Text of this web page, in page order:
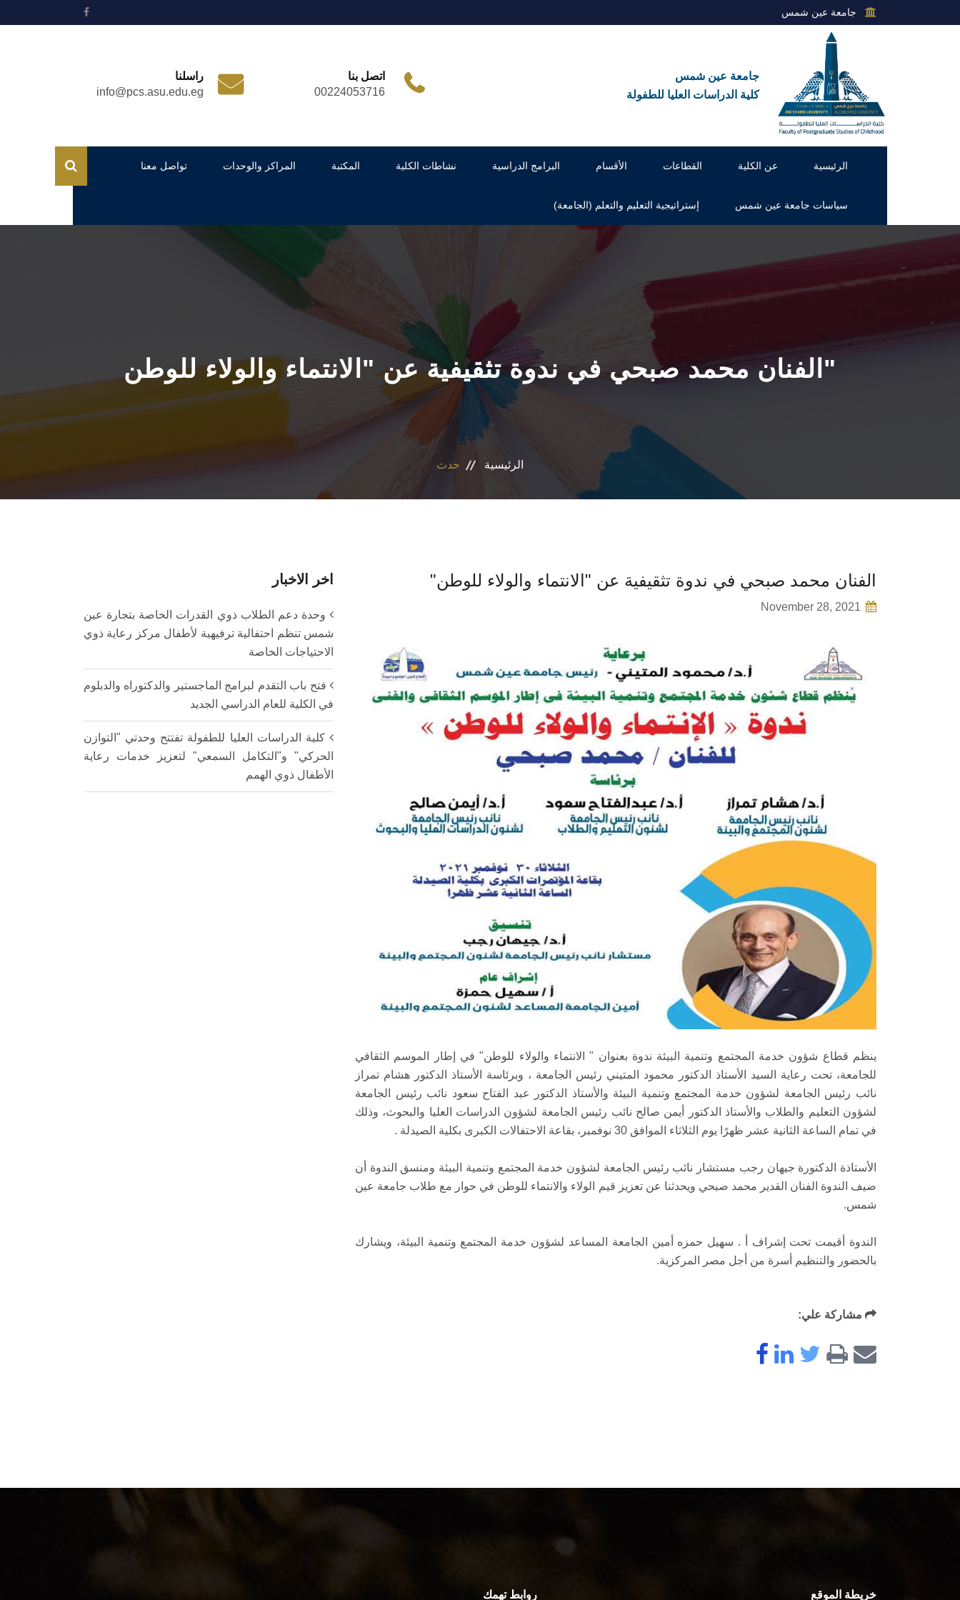
جامعة عين شمس
جامعة عين شمس
كلية الدراسات العليا للطفولة
اتصل بنا
00224053716
راسلنا
info@pcs.asu.edu.eg
الرئيسية عن الكلية القطاعات الأقسام البرامج الدراسية نشاطات الكلية المكتبة المراكز والوحدات تواصل معنا
سياسات جامعة عين شمس إستراتيجية التعليم والتعلم (الجامعة)
الفنان محمد صبحي في ندوة تثقيفية عن "الانتماء والولاء للوطن"
الرئيسية حدث
الفنان محمد صبحي في ندوة تثقيفية عن "الانتماء والولاء للوطن"
November 28, 2021
ينظم قطاع شؤون خدمة المجتمع وتنمية البيئة ندوة بعنوان " الانتماء والولاء للوطن" في إطار الموسم الثقافي
للجامعة، تحت رعاية السيد الأستاذ الدكتور محمود المتيني رئيس الجامعة ، وبرئاسة الأستاذ الدكتور هشام تمراز
نائب رئيس الجامعة لشؤون خدمة المجتمع وتنمية البيئة والأستاذ الدكتور عبد الفتاح سعود نائب رئيس الجامعة
لشؤون التعليم والطلاب والأستاذ الدكتور أيمن صالح نائب رئيس الجامعة لشؤون الدراسات العليا والبحوث، وذلك
في تمام الساعة الثانية عشر ظهرًا يوم الثلاثاء الموافق 30 نوفمبر، بقاعة الاحتفالات الكبرى بكلية الصيدلة .
الأستاذة الدكتورة جيهان رجب مستشار نائب رئيس الجامعة لشؤون خدمة المجتمع وتنمية البيئة ومنسق الندوة أن
ضيف الندوة الفنان القدير محمد صبحي ويحدثنا عن تعزيز قيم الولاء والانتماء للوطن في حوار مع طلاب جامعة عين
شمس.
الندوة أقيمت تحت إشراف أ . سهيل حمزه أمين الجامعة المساعد لشؤون خدمة المجتمع وتنمية البيئة، ويشارك
بالحضور والتنظيم أسرة من أجل مصر المركزية.
مشاركة علي:
اخر الاخبار
وحدة دعم الطلاب ذوي القدرات الخاصة بتجارة عين
شمس تنظم احتفالية ترفيهية لأطفال مركز رعاية ذوي
الاحتياجات الخاصة
فتح باب التقدم لبرامج الماجستير والدكتوراه والدبلوم
في الكلية للعام الدراسي الجديد
كلية الدراسات العليا للطفولة تفتتح وحدتي "التوازن
الحركي" و"التكامل السمعي" لتعزيز خدمات رعاية
الأطفال ذوي الهمم
خريطة الموقع روابط تهمك